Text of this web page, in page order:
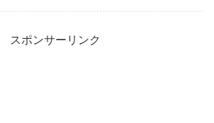
スポンサーリンク